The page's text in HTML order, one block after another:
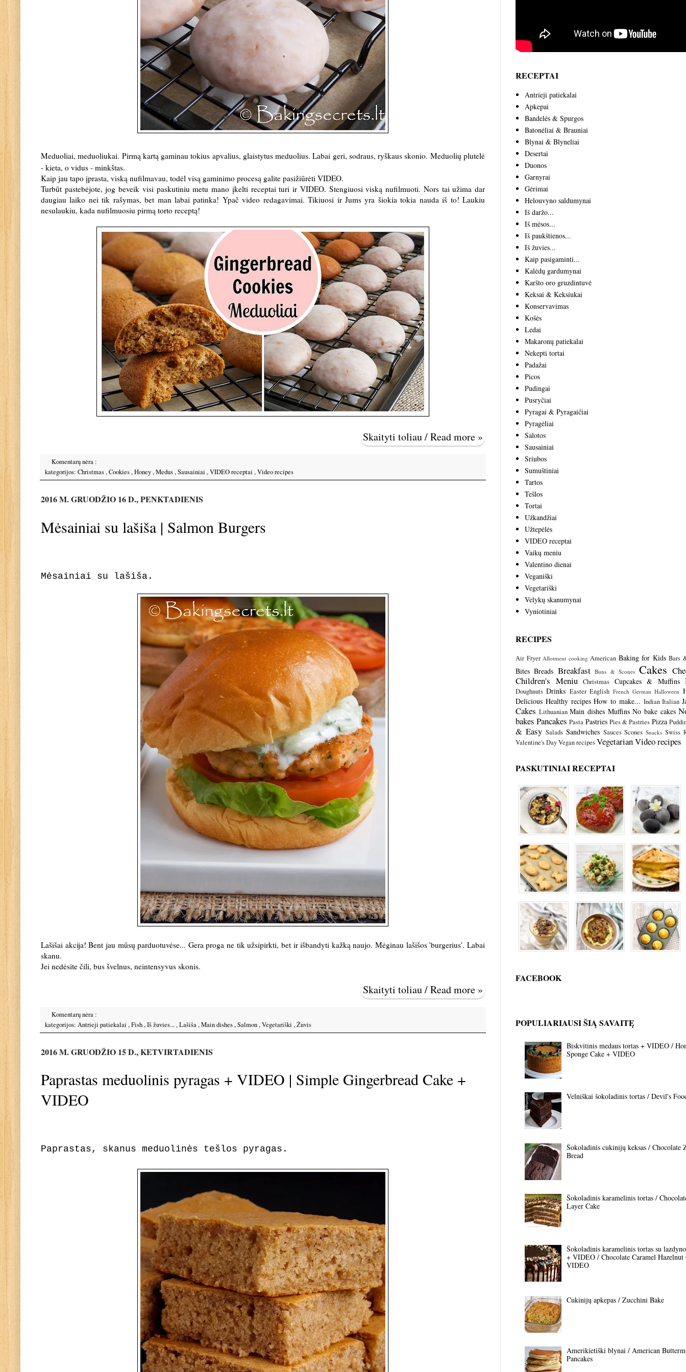
Meduoliai, meduoliukai. Pirmą kartą gaminau tokius apvalius, glaistytus meduolius. Labai geri, sodraus, ryškaus skonio. Meduolių plutelė
- kieta, o vidus - minkštas.
Kaip jau tapo įprasta, viską nufilmavau, todėl visą gaminimo procesą galite pasižiūrėti VIDEO.
Turbūt pastebėjote, jog beveik visi paskutiniu metu mano įkelti receptai turi ir VIDEO. Stengiuosi viską nufilmuoti. Nors tai užima dar
daugiau laiko nei tik rašymas, bet man labai patinka! Ypač video redagavimai. Tikiuosi ir Jums yra šiokia tokia nauda iš to! Laukiu
nesulaukiu, kada nufilmuosiu pirmą torto receptą!
Skaityti toliau / Read more »
Komentarų nėra :
kategorijos: Christmas,Cookies,Honey,Medus,Sausainiai ,VIDEO receptai ,Video recipes
2016 M. GRUODŽIO 16 D., PENKTADIENIS
Mėsainiai su lašiša | Salmon Burgers
Mėsainiai su lašiša.
Lašišai akcija! Bent jau mūsų parduotuvėse... Gera proga ne tik užsipirkti, bet ir išbandyti kažką naujo. Mėginau lašišos 'burgerius'. Labai
skanu.
Jei nedėsite čili, bus švelnus, neintensyvus skonis.
Skaityti toliau / Read more »
Komentarų nėra :
kategorijos: Antrieji patiekalai ,Fish,Iš žuvies...,Lašiša,Main dishes,Salmon,Vegetariški ,Žuvis
2016 M. GRUODŽIO 15 D., KETVIRTADIENIS
Paprastas meduolinis pyragas + VIDEO | Simple Gingerbread Cake +
VIDEO
Paprastas, skanus meduolinės tešlos pyragas.
RECEPTAI
Antrieji patiekalai
Apkepai
Bandelės & Spurgos
Batonėliai & Brauniai
Blynai & Blyneliai
Desertai
Duonos
Garnyrai
Gėrimai
Helouvyno saldumynai
Iš daržo...
Iš mėsos...
Iš paukštienos...
Iš žuvies...
Kaip pasigaminti...
Kalėdų gardumynai
Karšto oro gruzdintuvė
Keksai & Keksiukai
Konservavimas
Košės
Ledai
Makaronų patiekalai
Nekepti tortai
Padažai
Picos
Pudingai
Pusryčiai
Pyragai & Pyragaičiai
Pyragėliai
Salotos
Sausainiai
Sriubos
Sumuštiniai
Tartos
Tešlos
Tortai
Užkandžiai
Užtepėlės
VIDEO receptai
Vaikų meniu
Valentino dienai
Veganiški
Vegetariški
Velykų skanumynai
Vyniotiniai
RECIPES
Air Fryer Allotment cooking American Baking for Kids Bars
Bites Breads Breakfast Buns & Scones Cakes
Children's Meniu
Christmas Cupcakes & Muffins
Doughnuts Drinks Easter English French German Halloween
Delicious Healthy recipes How to make... Indian Italian
Cakes Lithuanian Main dishes Muffins No bake cakes
bakes Pancakes Pasta Pastries Pies & Pastries Pizza
& Easy Salads Sandwiches Sauces Scones Snacks Swiss
Valentine's DayVegan recipesVegetarianVideo recipes
PASKUTINIAI RECEPTAI
FACEBOOK
POPULIARIAUSI ŠIĄ SAVAITĘ
Biskvitinis medaus tortas + VIDEO /
Sponge Cake + VIDEO
Velniškai šokoladinis tortas / Devil's
Šokoladinis cukinijų keksas / Chocolate
Bread
Šokoladinis karamelinis tortas /
Layer Cake
Šokoladinis karamelinis tortas su
+ VIDEO / Chocolate Caramel Hazelnut
VIDEO
Cukinijų apkepas / Zucchini Bake
Amerikietiški blynai / American
Pancakes